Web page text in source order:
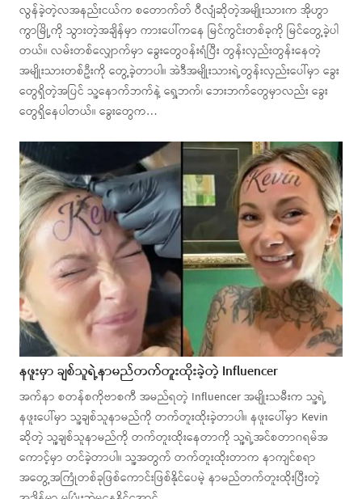
လွန်ခဲ့တဲ့လအနည်းငယ်က စတောက်တ် ဝီလျံဆိုတဲ့အမျိုးသားက အိုဟွာ
ကွာမြို့ကို သွားတဲ့အချိန်မှာ ကားပေါ်ကနေ မြင်ကွင်းတစ်ခုကို မြင်တွေ့ခဲ့ပါ
တယ်။ လမ်းတစ်လျှောက်မှာ ခွေးတွေဝန်းရံပြီး တွန်းလှည်းတွန်းနေတဲ့
အမျိုးသားတစ်ဦးကို တွေ့ခဲ့တာပါ။ အဲဒီအမျိုးသားရဲ့တွန်းလှည်းပေါ်မှာ ခွေး
တွေရှိတဲ့အပြင် သူ့နောက်ဘက်နဲ့ ရှေ့ဘက်၊ ဘေးဘက်တွေမှာလည်း ခွေး
တွေရှိနေပါတယ်။ ခွေးတွေက…
နဖူးမှာ ချစ်သူရဲ့နာမည်တက်တူးထိုးခဲ့တဲ့ Influencer
အက်နာ စတန်စကိုဗာစကီ အမည်ရတဲ့ Influencer အမျိုးသမီးက သူ့ရဲ့
နဖူးပေါ်မှာ သူ့ချစ်သူနာမည်ကို တက်တူးထိုးခဲ့တာပါ။ နဖူးပေါ်မှာ Kevin
ဆိုတဲ့ သူ့ချစ်သူနာမည်ကို တက်တူးထိုးနေတာကို သူ့ရဲ့အင်စတာဂရမ်အ
ကောင့်မှာ တင်ခဲ့တာပါ။ သူ့အတွက် တက်တူးထိုးတာက နာကျင်စရာ
အတွေ့အကြုံတစ်ခုဖြစ်ကောင်းဖြစ်နိုင်ပေမဲ့ နာမည်တက်တူးထိုးပြီးတဲ့